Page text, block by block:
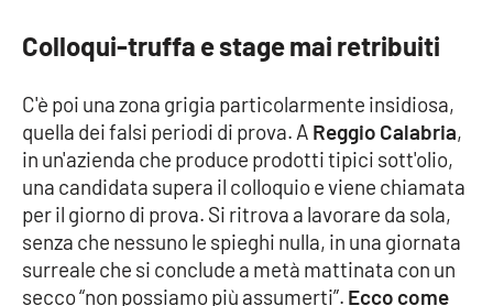
Lactv.it
Laconair.it
Lacitymag.it
Lacapitalenews.it
Ilreggino.it
Colloqui-truffa e stage mai retribuiti
C'è poi una zona grigia particolarmente insidiosa,
quella dei falsi periodi di prova. A Reggio Calabria,
in un'azienda che produce prodotti tipici sott'olio,
una candidata supera il colloquio e viene chiamata
per il giorno di prova. Si ritrova a lavorare da sola,
senza che nessuno le spieghi nulla, in una giornata
surreale che si conclude a metà mattinata con un
secco “non possiamo più assumerti”. Ecco come